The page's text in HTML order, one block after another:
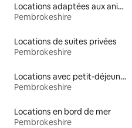
Locations adaptées aux animaux
Pembrokeshire
Locations de suites privées
Pembrokeshire
Locations avec petit-déjeuner
Pembrokeshire
Locations en bord de mer
Pembrokeshire